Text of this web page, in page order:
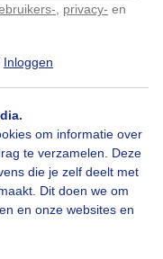
privacy- en
Inloggen
om informatie over
te verzamelen. Deze
die je zelf deelt met
Dit doen we om
en onze websites en
passen